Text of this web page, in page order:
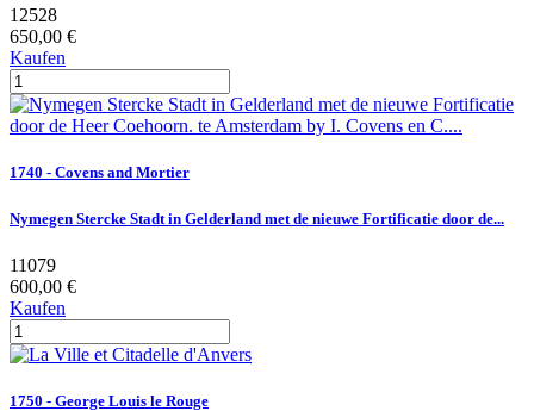
12528
650,00 €
Kaufen
1740 - Covens and Mortier
Nymegen Stercke Stadt in Gelderland met de nieuwe Fortificatie door de...
11079
600,00 €
Kaufen
1750 - George Louis le Rouge